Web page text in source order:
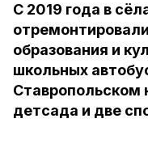
С 2019 года в
образования и
школьных
Ставропольском
детсада и две